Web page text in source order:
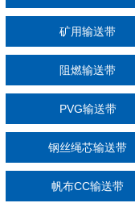
矿用输送带
阻燃输送带
PVG输送带
钢丝绳芯输送带
帆布CC输送带